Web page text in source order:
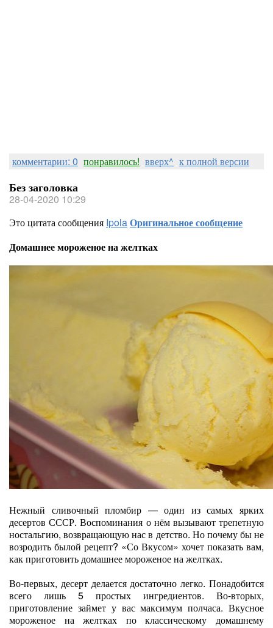
комментарии: 0 понравилось! вверх^ к полной версии
Без заголовка
28-04-2020 10:29
Это цитата сообщения IpolaОригинальное сообщение
Домашнее мороженое на желтках
Нежный сливочный пломбир — один из самых ярких
десертов СССР. Воспоминания о нём вызывают трепетную
ностальгию, возвращающую нас в детство. Но почему бы не
возродить былой рецепт? «Со Вкусом» хочет показать вам,
как приготовить домашнее мороженое на желтках.
Во-первых, десерт делается достаточно легко. Понадобится
всего лишь 5 простых ингредиентов. Во-вторых,
приготовление займет у вас максимум полчаса. Вкусное
мороженое на желтках по классическому домашнему